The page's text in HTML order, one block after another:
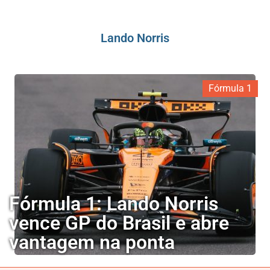
Lando Norris
Fórmula 1
Fórmula 1: Lando Norris
vence GP do Brasil e abre
vantagem na ponta